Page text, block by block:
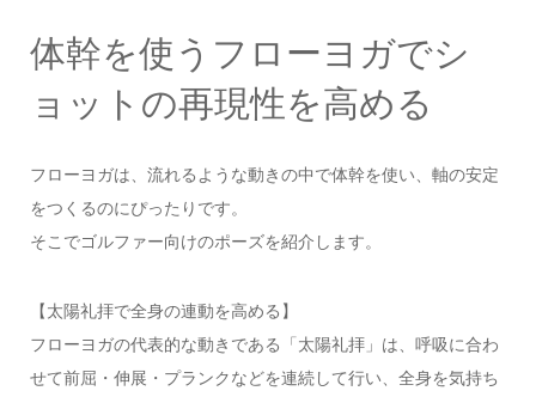
体幹を使うフローヨガでシ
ョットの再現性を高める
フローヨガは、流れるような動きの中で体幹を使い、軸の安定
をつくるのにぴったりです。
そこでゴルファー向けのポーズを紹介します。
【太陽礼拝で全身の連動を高める】
フローヨガの代表的な動きである「太陽礼拝」は、呼吸に合わ
せて前屈・伸展・プランクなどを連続して行い、全身を気持ち